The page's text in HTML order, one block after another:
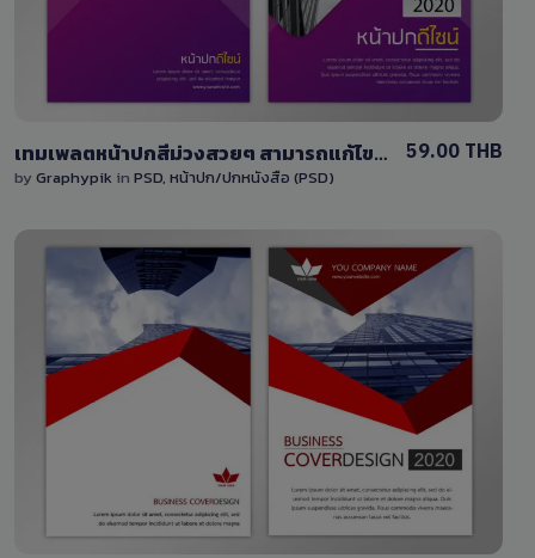
เทมเพลตหน้าปกสีม่วงสวยๆ สามารถแก้ไขได้ พร้อมไฟล์ PSD หน้าปกหนังสือ/หน้าปกรายงาน
by Graphypik in PSD, หน้าปก/ปกหนังสือ (PSD)
59.00 THB
View Details